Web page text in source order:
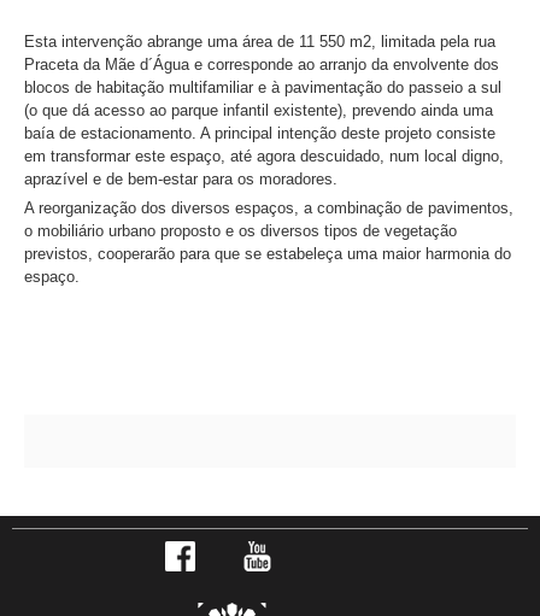
Esta intervenção abrange uma área de 11 550 m2, limitada pela rua
Praceta da Mãe d´Água e corresponde ao arranjo da envolvente dos
blocos de habitação multifamiliar e à pavimentação do passeio a sul
(o que dá acesso ao parque infantil existente), prevendo ainda uma
baía de estacionamento. A principal intenção deste projeto consiste
em transformar este espaço, até agora descuidado, num local digno,
aprazível e de bem-estar para os moradores.
A reorganização dos diversos espaços, a combinação de pavimentos,
o mobiliário urbano proposto e os diversos tipos de vegetação
previstos, cooperarão para que se estabeleça uma maior harmonia do
espaço.